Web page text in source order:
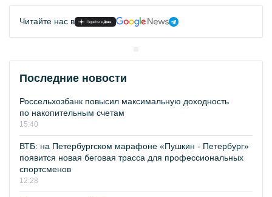
Читайте нас в
Последние новости
Россельхозбанк повысил максимальную доходность
по накопительным счетам
15:40
ВТБ: на Петербургском марафоне «Пушкин - Петербург»
появится новая беговая трасса для профессиональных
спортсменов
12:28